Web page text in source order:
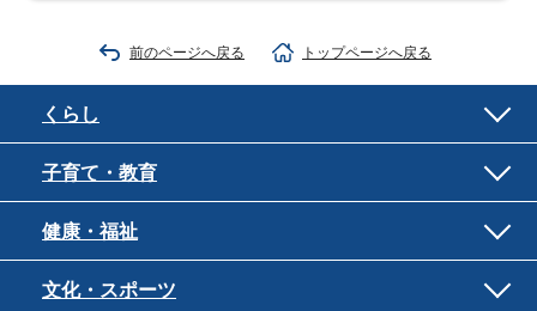
前のページへ戻る トップページへ戻る
くらし
子育て・教育
健康・福祉
文化・スポーツ